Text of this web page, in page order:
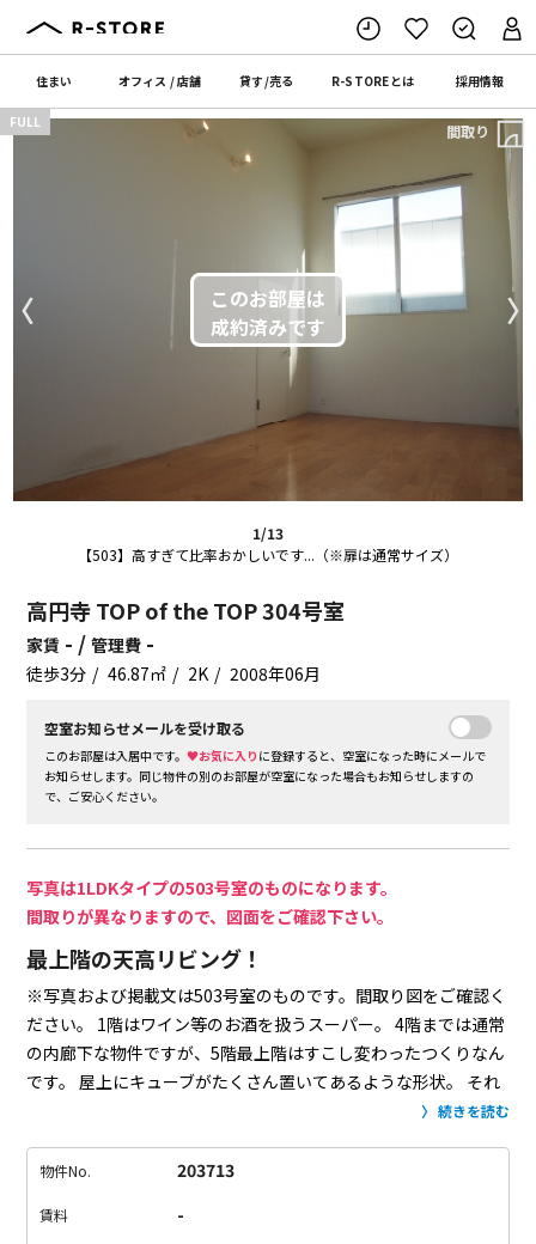
住まい オフィス /店舗 貸す/売る R-STOREとは 採用情報
1/13
【503】高すぎて比率おかしいです...（※扉は通常サイズ）
〈 〉
FULL 間取り
高円寺 TOP of the TOP 304号室
家賃 - /管理費 -
徒歩3分 46.87㎡ 2K 2008年06月
空室お知らせメールを受け取る
このお部屋は入居中です。♥お気に入り に登録すると、空室になった時にメールで
お知らせします。同じ物件の別のお部屋が空室になった場合もお知らせしますの
で、ご安心ください。
写真は1LDKタイプの503号室のものになります。
間取りが異なりますので、図面をご確認下さい。
最上階の天高リビング！
※写真および掲載文は503号室のものです。間取り図をご確認く
ださい。
1階はワイン等のお酒を扱うスーパー。 4階までは通常
の内廊下な物件ですが、5階最上階はすこし変わったつくりなん
です。
屋上にキューブがたくさん置いてあるような形状。
それ
ぞれのお部屋の独立性が高く、お部屋の中に入ると、なんだか
今回ご紹介するお部屋、リビング部分が驚きの天井の高さ！
とわかりづらいですが、写真の扉とのサイズを比較して頂くと
続きを読む
物件No. 203713
賃料 -